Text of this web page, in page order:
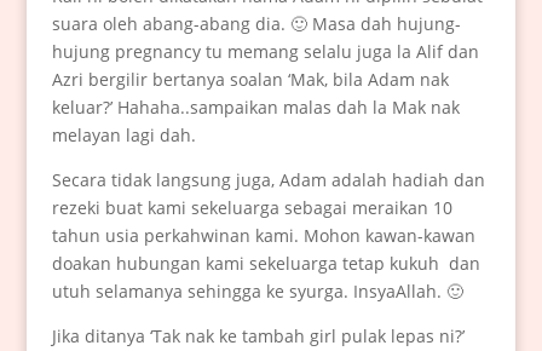
suara oleh abang-abang dia. 🙂 Masa dah hujung-
hujung pregnancy tu memang selalu juga la Alif dan
Azri bergilir bertanya soalan ‘Mak, bila Adam nak
keluar?’ Hahaha..sampaikan malas dah la Mak nak
melayan lagi dah.
Secara tidak langsung juga, Adam adalah hadiah dan
rezeki buat kami sekeluarga sebagai meraikan 10
tahun usia perkahwinan kami. Mohon kawan-kawan
doakan hubungan kami sekeluarga tetap kukuh dan
utuh selamanya sehingga ke syurga. InsyaAllah. 🙂
Jika ditanya ‘Tak nak ke tambah girl pulak lepas ni?’